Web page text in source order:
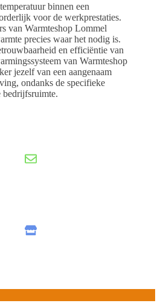
binnen een
voor de werkprestaties.
van Warmteshop Lommel
precies waar het nodig is.
en efficiëntie van
van Warmteshop
jezelf van een aangenaam
ondanks de specifieke
bedrijfsruimte.